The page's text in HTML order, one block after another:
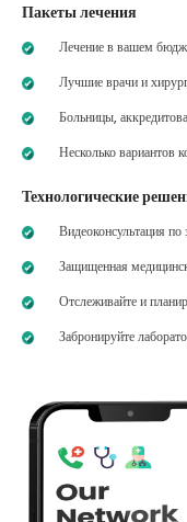
Пакеты лечения
Лечение в вашем
Лучшие врачи и
Больницы,
Несколько вариантов
Технологические
Видеоконсультация по
Защищенная
Отслеживайте и
Забронируйте